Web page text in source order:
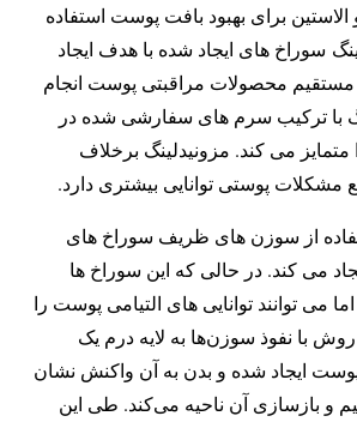
الاستین برای بهبود بافت پوست استفاده
سوراخ های ایجاد شده با هدف ایجاد
محصولات مراقبتی پوست انجام
با ترکیب سرم های سفارشی شده در
متمایز می کند. مزونیدلینگ برخلاف
مشکلات پوستی توانایی بیشتری دارد.
از سوزن های ظریف سوراخ های
می کند. در حالی که این سوراخ ها
می توانند توانایی های التیامی پوست را
روش با نفوذ سوزن‌ها به لایه درم یک
ایجاد شده و بدن به آن واکنش نشان
و بازسازی آن ناحیه می‌کند. طی این